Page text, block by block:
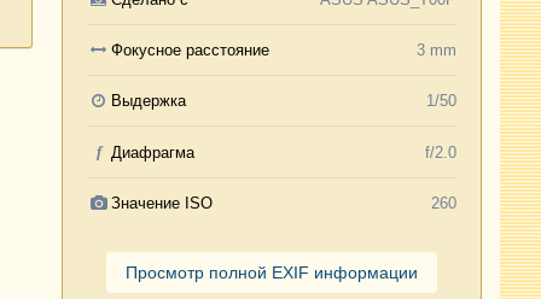
Фокусное расстояние 3 mm
Выдержка 1/50
f Диафрагма f/2.0
Значение ISO 260
Просмотр полной EXIF информации